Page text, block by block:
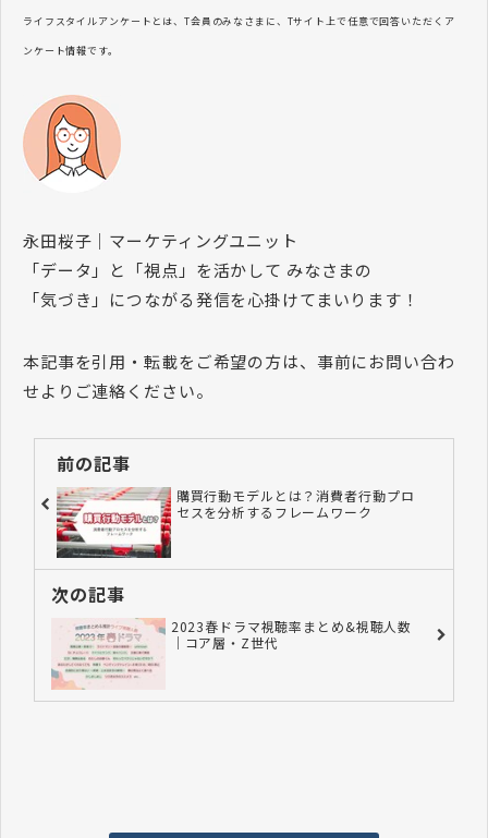
ライフスタイルアンケートとは、T会員のみなさまに、Tサイト上で任意で回答いただくア
ンケート情報です。
永田桜子｜マーケティングユニット
「データ」と「視点」を活かして みなさまの
「気づき」につながる発信を心掛けてまいります！
本記事を引用・転載をご希望の方は、事前にお問い合わ
せよりご連絡ください。
前の記事
購買行動モデルとは？消費者行動プロ
セスを分析するフレームワーク
次の記事
2023春ドラマ視聴率まとめ&視聴人数
｜コア層・Z世代